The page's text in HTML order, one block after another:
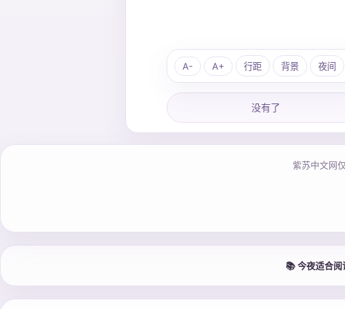
A- A+ 行距 背景 夜间
没有了
紫苏中文网
📚 今夜适合阅